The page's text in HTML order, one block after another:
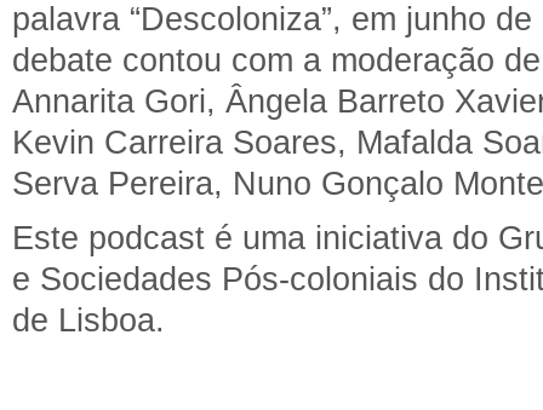
palavra “Descoloniza”, em junho
debate contou com a moderação
Annarita Gori, Ângela Barreto
Kevin Carreira Soares, Mafalda
Serva Pereira, Nuno Gonçalo
Este podcast é uma iniciativa do
e Sociedades Pós-coloniais do
de Lisboa.